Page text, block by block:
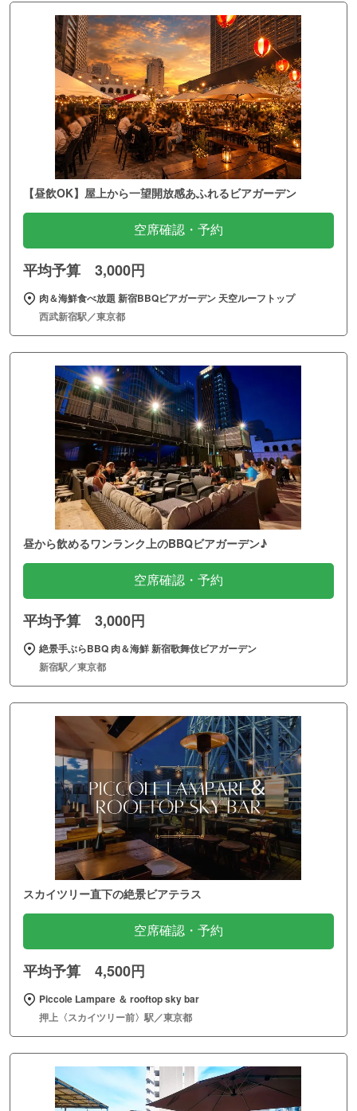
【昼飲OK】屋上から一望開放感あふれるビアガーデン
空席確認・予約
平均予算 3,000円
肉＆海鮮食べ放題 新宿BBQビアガーデン 天空ルーフトップ
西武新宿駅／東京都
昼から飲めるワンランク上のBBQビアガーデン♪
空席確認・予約
平均予算 3,000円
絶景手ぶらBBQ 肉＆海鮮 新宿歌舞伎ビアガーデン
新宿駅／東京都
スカイツリー直下の絶景ビアテラス
空席確認・予約
平均予算 4,500円
Piccole Lampare ＆ rooftop sky bar
押上〈スカイツリー前〉駅／東京都